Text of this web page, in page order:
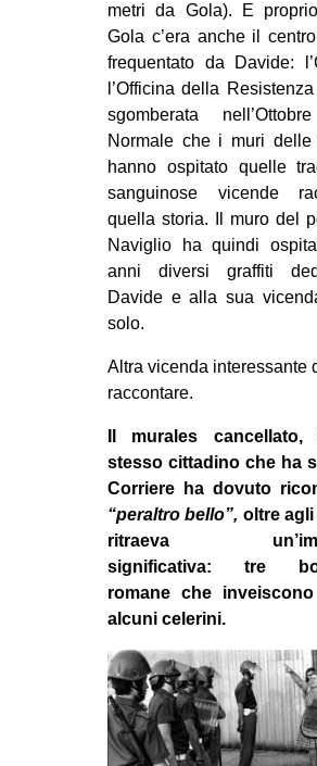
bsky
ms
SEARCH
metri da Gola). E
Gola c’era anche il
frequentato da Davide:
l’Officina della
sgomberata
Normale che i muri
hanno ospitato quelle
sanguinose vicende
quella storia. Il muro del
Naviglio ha quindi
anni diversi graffiti
Davide e alla sua
solo.
Altra vicenda interessante
raccontare.
Il murales
stesso cittadino che ha
Corriere ha dovuto
“peraltro bello”, oltre
ritraeva
significativa: tre
romane che
alcuni celerini.